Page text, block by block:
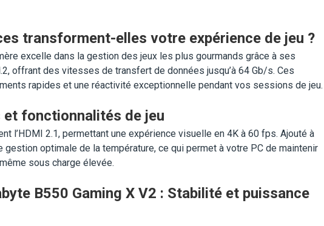
transforment-elles votre expérience de jeu ?
excelle dans la gestion des jeux les plus gourmands grâce à ses
offrant des vitesses de transfert de données jusqu’à 64 Gb/s. Ces
rapides et une réactivité exceptionnelle pendant vos sessions de jeu.
fonctionnalités de jeu
l’HDMI 2.1, permettant une expérience visuelle en 4K à 60 fps. Ajouté à
gestion optimale de la température, ce qui permet à votre PC de maintenir
sous charge élevée.
B550 Gaming X V2 : Stabilité et puissance